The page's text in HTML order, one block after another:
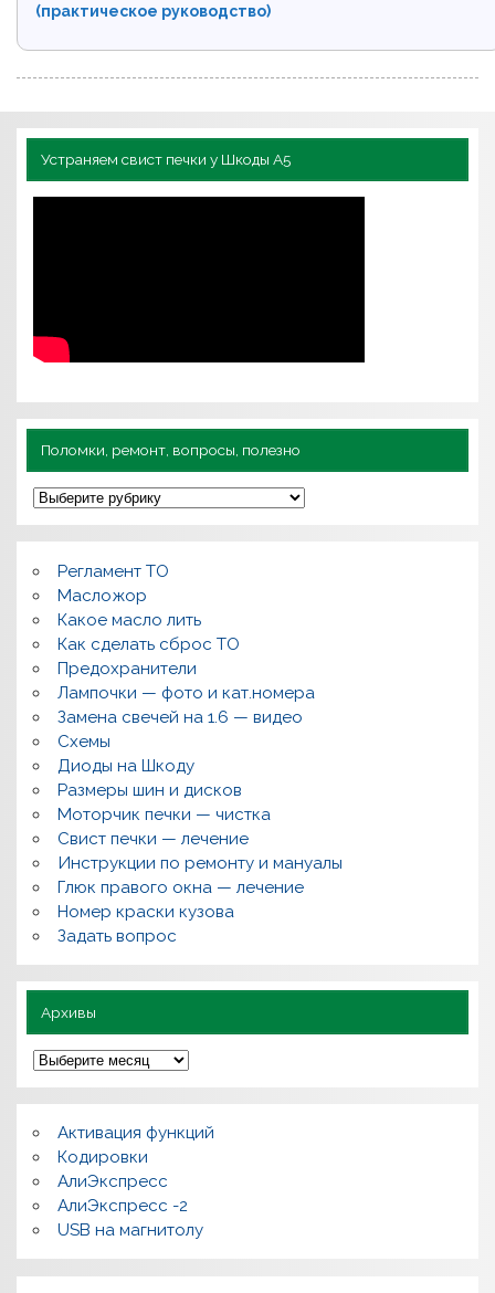
(практическое руководство)
Устраняем свист печки у Шкоды А5
Поломки, ремонт, вопросы, полезно
П
о
л
о
к
и
р
е
м
о
н
т
,
в
о
п
р
о
ы
,
о
л
з
Регламент ТО
Масложор
Какое масло лить
Как сделать сброс ТО
Предохранители
Лампочки — фото и кат.номера
Замена свечей на 1.6 — видео
Схемы
Диоды на Шкоду
Размеры шин и дисков
Моторчик печки — чистка
Свист печки — лечение
Инструкции по ремонту и мануалы
Глюк правого окна — лечение
Номер краски кузова
Задать вопрос
Архивы
А
р
х
и
ы
Активация функций
Кодировки
АлиЭкспресс
АлиЭкспресс -2
USB на магнитолу